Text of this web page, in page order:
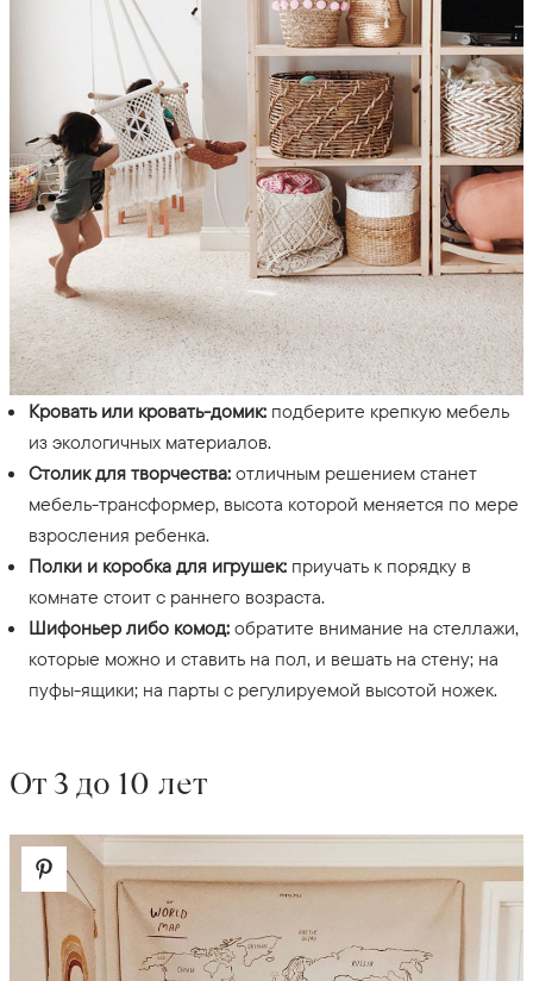
Кровать или кровать-домик: подберите крепкую мебель
из экологичных материалов.
Столик для творчества: отличным решением станет
мебель-трансформер, высота которой меняется по мере
взросления ребенка.
Полки и коробка для игрушек: приучать к порядку в
комнате стоит с раннего возраста.
Шифоньер либо комод: обратите внимание на стеллажи,
которые можно и ставить на пол, и вешать на стену; на
пуфы-ящики; на парты с регулируемой высотой ножек.
От 3 до 10 лет